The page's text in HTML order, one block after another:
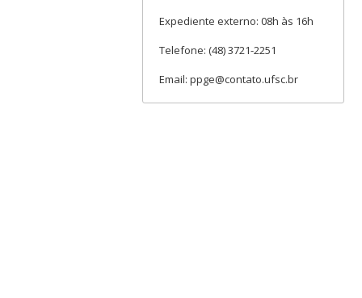
Expediente externo: 08h às 16h
Telefone: (48) 3721-2251
Email: ppge@contato.ufsc.br